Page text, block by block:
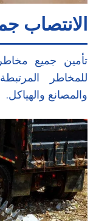
الانتصاب
للمخاطر
والمصانع والهياكل.